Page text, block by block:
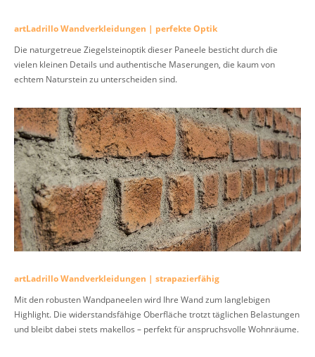
artLadrillo Wandverkleidungen | perfekte Optik
Die naturgetreue Ziegelsteinoptik dieser Paneele besticht durch die
vielen kleinen Details und authentische Maserungen, die kaum von
echtem Naturstein zu unterscheiden sind.
artLadrillo Wandverkleidungen | strapazierfähig
Mit den robusten Wandpaneelen wird Ihre Wand zum langlebigen
Highlight. Die widerstandsfähige Oberfläche trotzt täglichen Belastungen
und bleibt dabei stets makellos – perfekt für anspruchsvolle Wohnräume.